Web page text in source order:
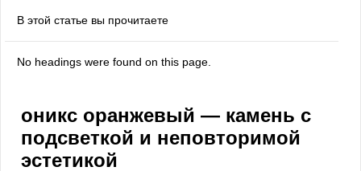
В этой статье вы прочитаете
No headings were found on this page.
оникс оранжевый — камень с
подсветкой и неповторимой
эстетикой